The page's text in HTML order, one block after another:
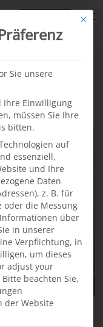
Mit
Sie unsere
Ihre Einwilligung
müssen Sie Ihre
bitten.
auf
essenziell,
und Ihre
Daten
z. B. für
oder die Messung
über
in unserer
Verpflichtung, in
um dieses
adjust your
Bitte beachten Sie,
der Website